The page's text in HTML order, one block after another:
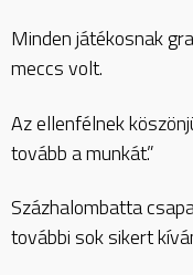
Minden játékosnak
meccs volt.
Az ellenfélnek
tovább a munkát.”
Százhalombatta
további sok sikert